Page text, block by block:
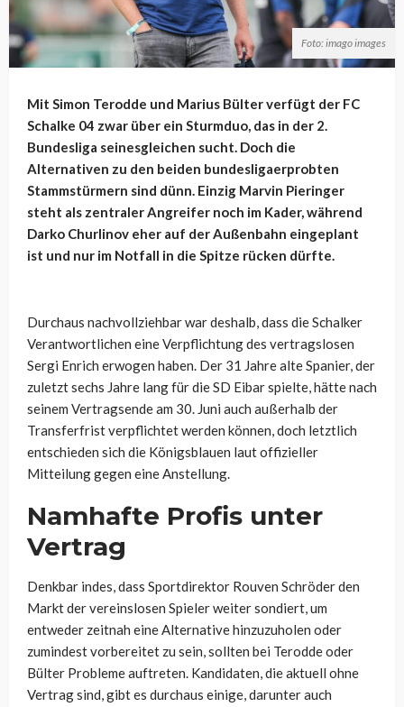
Foto: imago images
Mit Simon Terodde und Marius Bülter verfügt der FC
Schalke 04 zwar über ein Sturmduo, das in der 2.
Bundesliga seinesgleichen sucht. Doch die
Alternativen zu den beiden bundesligaerprobten
Stammstürmern sind dünn. Einzig Marvin Pieringer
steht als zentraler Angreifer noch im Kader, während
Darko Churlinov eher auf der Außenbahn eingeplant
ist und nur im Notfall in die Spitze rücken dürfte.
Durchaus nachvollziehbar war deshalb, dass die Schalker
Verantwortlichen eine Verpflichtung des vertragslosen
Sergi Enrich erwogen haben. Der 31 Jahre alte Spanier, der
zuletzt sechs Jahre lang für die SD Eibar spielte, hätte nach
seinem Vertragsende am 30. Juni auch außerhalb der
Transferfrist verpflichtet werden können, doch letztlich
entschieden sich die Königsblauen laut offizieller
Mitteilung gegen eine Anstellung.
Namhafte Profis unter
Vertrag
Denkbar indes, dass Sportdirektor Rouven Schröder den
Markt der vereinslosen Spieler weiter sondiert, um
entweder zeitnah eine Alternative hinzuzuholen oder
zumindest vorbereitet zu sein, sollten bei Terodde oder
Bülter Probleme auftreten. Kandidaten, die aktuell ohne
Vertrag sind, gibt es durchaus einige, darunter auch